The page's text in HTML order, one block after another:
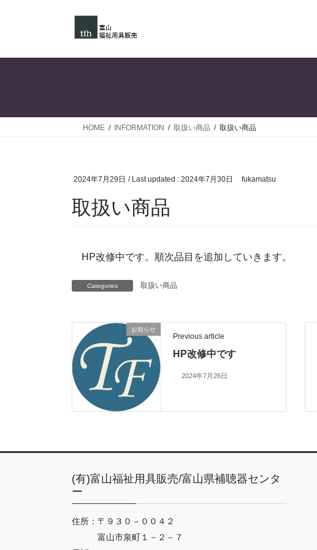
HOME INFORMATION 取扱い商品 取扱い商品
2024年7月29日 / Last updated : 2024年7月30日 fukamatsu
取扱い商品
HP改修中です。順次品目を追加していきます。
Categories 取扱い商品
お知らせ
Previous article
HP改修中です
2024年7月26日
(有)富山福祉用具販売/富山県補聴器センタ
ー
住所：〒９３０－００４２
富山市泉町１－２－７